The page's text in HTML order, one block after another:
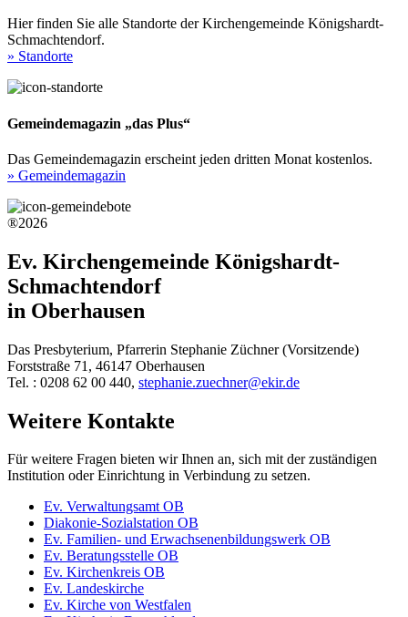
Hier finden Sie alle Standorte der Kirchengemeinde Königshardt-
Schmachtendorf.
» Standorte
Gemeindemagazin „das Plus“
Das Gemeindemagazin erscheint jeden dritten Monat kostenlos.
» Gemeindemagazin
®2026
Ev. Kirchengemeinde Königshardt-
Schmachtendorf
in Oberhausen
Das Presbyterium, Pfarrerin Stephanie Züchner (Vorsitzende)
Forststraße 71, 46147 Oberhausen
Tel. : 0208 62 00 440, stephanie.zuechner@ekir.de
Weitere Kontakte
Für weitere Fragen bieten wir Ihnen an, sich mit der zuständigen
Institution oder Einrichtung in Verbindung zu setzen.
Ev. Verwaltungsamt OB
Diakonie-Sozialstation OB
Ev. Familien- und Erwachsenenbildungswerk OB
Ev. Beratungsstelle OB
Ev. Kirchenkreis OB
Ev. Landeskirche
Ev. Kirche von Westfalen